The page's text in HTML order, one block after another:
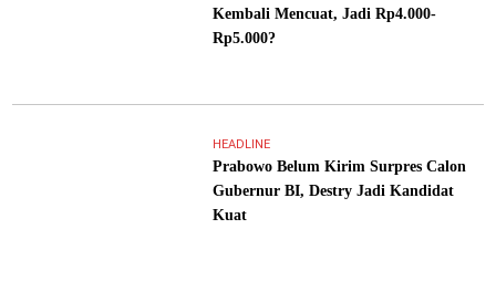
Kembali Mencuat, Jadi Rp4.000-
Rp5.000?
HEADLINE
Prabowo Belum Kirim Surpres Calon
Gubernur BI, Destry Jadi Kandidat
Kuat